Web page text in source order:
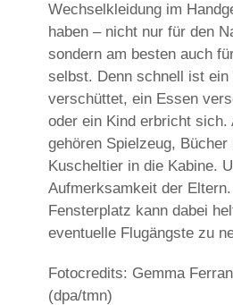
Wechselkleidung im
haben – nicht nur für den
sondern am besten auch
selbst. Denn schnell ist ein
verschüttet, ein Essen
oder ein Kind erbricht sich.
gehören Spielzeug, Bücher
Kuscheltier in die Kabine.
Aufmerksamkeit der
Fensterplatz kann dabei
eventuelle Flugängste zu
Fotocredits: Gemma
(dpa/tmn)